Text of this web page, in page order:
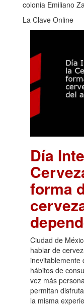
colonia Emiliano
La Clave Online
Día
forma
Ciudad de
hablar de
inevitablemente
hábitos de
vez más
permitan
la misma